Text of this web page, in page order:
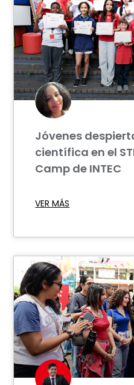
Jóvenes
científica en el
Camp de INTEC
VER MÁS